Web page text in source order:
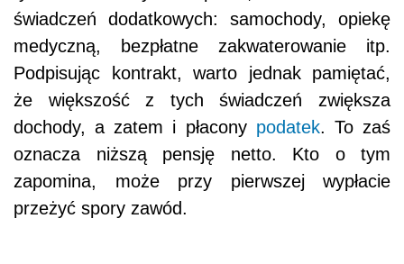
świadczeń dodatkowych: samochody, opiekę
medyczną, bezpłatne zakwaterowanie itp.
Podpisując kontrakt, warto jednak pamiętać,
że większość z tych świadczeń zwiększa
dochody, a zatem i płacony podatek. To zaś
oznacza niższą pensję netto. Kto o tym
zapomina, może przy pierwszej wypłacie
przeżyć spory zawód.